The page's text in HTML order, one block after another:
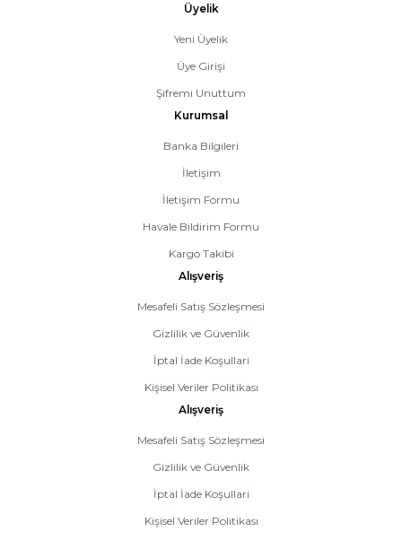
Üyelik
Yeni Üyelik
Üye Girişi
Şifremi Unuttum
Kurumsal
Banka Bilgileri
İletişim
İletişim Formu
Havale Bildirim Formu
Kargo Takibi
Alışveriş
Mesafeli Satış Sözleşmesi
Gizlilik ve Güvenlik
İptal İade Koşullari
Kişisel Veriler Politikası
Alışveriş
Mesafeli Satış Sözleşmesi
Gizlilik ve Güvenlik
İptal İade Koşullari
Kişisel Veriler Politikası